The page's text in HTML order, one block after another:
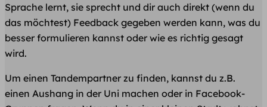
Sprache lernt, sie sprecht und dir auch direkt (wenn du
das möchtest) Feedback gegeben werden kann, was du
besser formulieren kannst oder wie es richtig gesagt
wird.
Um einen Tandempartner zu finden, kannst du z.B.
einen Aushang in der Uni machen oder in Facebook-